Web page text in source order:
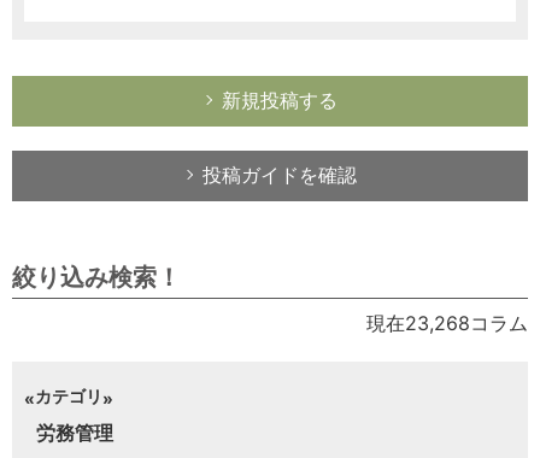
新規投稿する
投稿ガイドを確認
絞り込み検索！
現在23,268コラム
カテゴリ
労務管理